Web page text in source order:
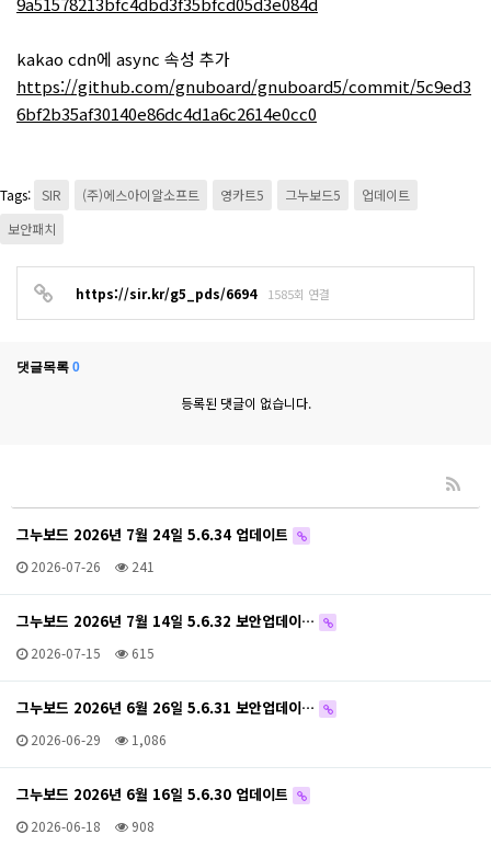
kakao cdn에 async 속성 추가
https://github.com/gnuboard/gnuboard5/commit/5c9ed3
6bf2b35af30140e86dc4d1a6c2614e0cc0
Tags: SIR (주)에스아이알소프트 영카트5 그누보드5
업데이트
보안패치
https://sir.kr/g5_pds/6694 1585회 연결
댓글목록 0
등록된 댓글이 없습니다.
그누보드 2026년 7월 24일 5.6.34 업데이트
2026-07-26 241
그누보드 2026년 7월 14일 5.6.32 보안업데이…
2026-07-15 615
그누보드 2026년 6월 26일 5.6.31 보안업데이…
2026-06-29 1,086
그누보드 2026년 6월 16일 5.6.30 업데이트
2026-06-18 908